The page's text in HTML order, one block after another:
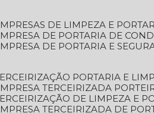
EMPRESAS DE LIMPEZA E
EMPRESA DE PORTARIA DE
EMPRESA DE PORTARIA E
TERCEIRIZAÇÃO PORTARIA E
EMPRESA TERCEIRIZADA
TERCEIRIZAÇÃO DE LIMPEZA E
EMPRESA TERCEIRIZADA DE